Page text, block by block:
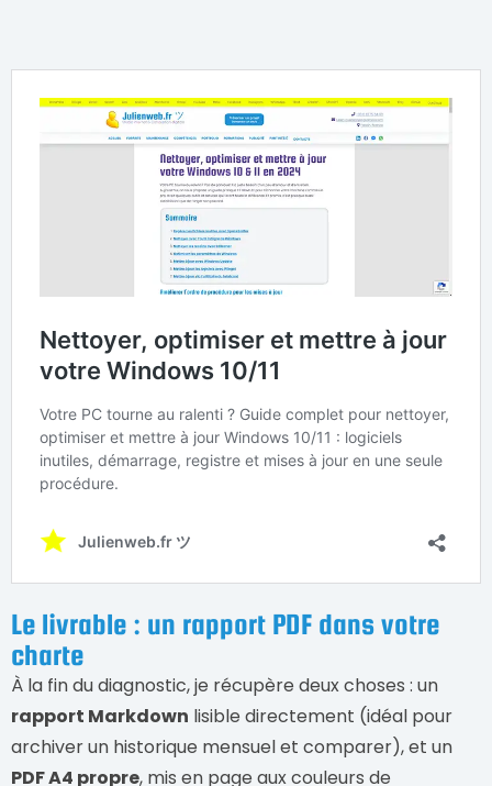
Le livrable : un rapport PDF dans votre
charte
À la fin du diagnostic, je récupère deux choses : un
rapport Markdown lisible directement (idéal pour
archiver un historique mensuel et comparer), et un
PDF A4 propre, mis en page aux couleurs de